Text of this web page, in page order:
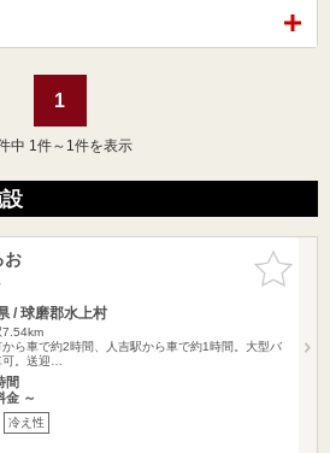
1
中 1件～1件を表示
お気に入
りに追加
/ 球磨郡水上村
7.54km
から車で約2時間、人吉駅から車で約1時間。大型バ
可。送迎…
間
金 ～
冷え性